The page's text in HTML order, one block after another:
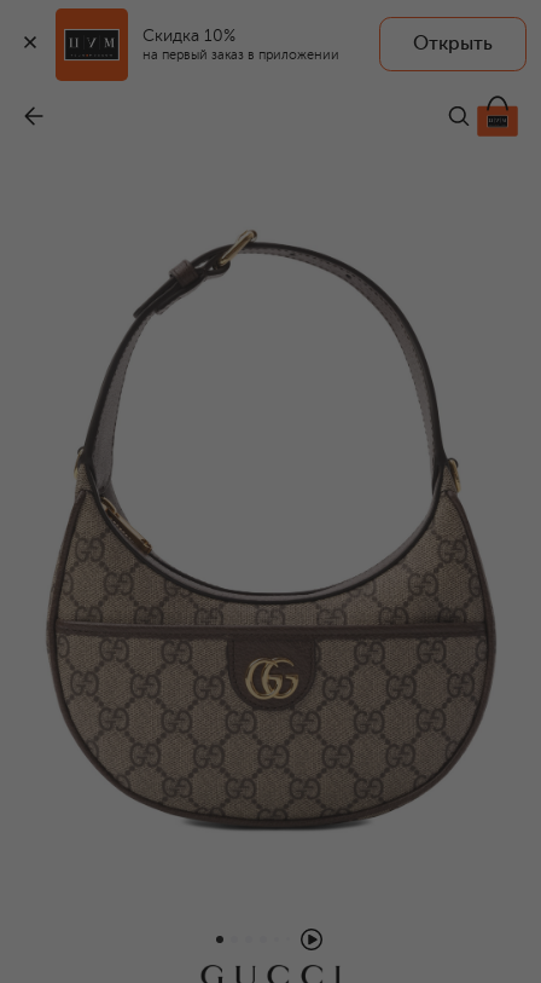
Скидка 10%
на первый заказ в приложении
Открыть
209 500 ₽